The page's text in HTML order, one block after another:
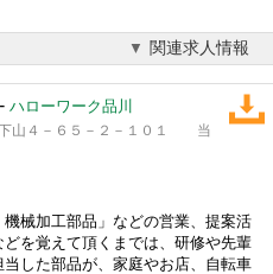
関連求人情報
- ハローワーク品川
山４－６５－２－１０１ 当
械加工部品」などの営業、提案活
を覚えて頂くまでは、研修や先輩
した部品が、家庭やお店、自転車